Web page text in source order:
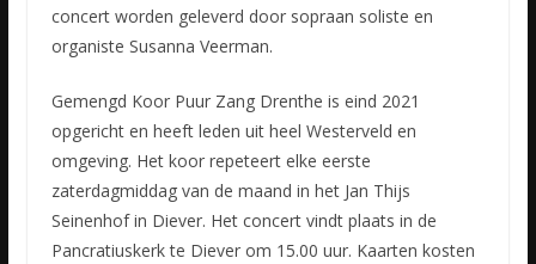
concert worden geleverd door sopraan soliste en
organiste Susanna Veerman.
Gemengd Koor Puur Zang Drenthe is eind 2021
opgericht en heeft leden uit heel Westerveld en
omgeving. Het koor repeteert elke eerste
zaterdagmiddag van de maand in het Jan Thijs
Seinenhof in Diever. Het concert vindt plaats in de
Pancratiuskerk te Diever om 15.00 uur. Kaarten kosten